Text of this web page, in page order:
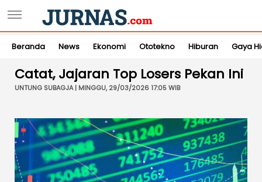
Beranda News Ekonomi Ototekno Hiburan Gaya
Catat, Jajaran Top Losers Pekan Ini
UNTUNG SUBAGJA | MINGGU, 29/03/2026 17:05 WIB